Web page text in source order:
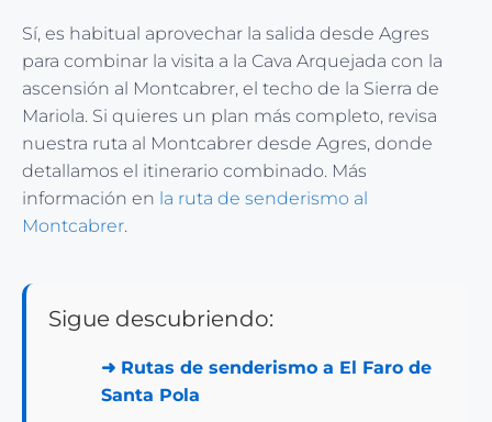
Sí, es habitual aprovechar la salida desde Agres
para combinar la visita a la Cava Arquejada con la
ascensión al Montcabrer, el techo de la Sierra de
Mariola. Si quieres un plan más completo, revisa
nuestra ruta al Montcabrer desde Agres, donde
detallamos el itinerario combinado. Más
información en la ruta de senderismo al
Montcabrer.
Sigue descubriendo:
➜ Rutas de senderismo a El Faro de
Santa Pola